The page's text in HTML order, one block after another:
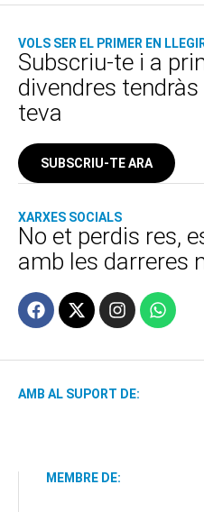
VOLS SER EL PRIMER EN
Subscriu-te i a
divendres
teva
SUBSCRIU-TE ARA
XARXES SOCIALS
No et perdis res,
amb les darreres
AMB AL SUPORT DE:
MEMBRE DE: